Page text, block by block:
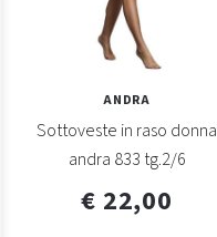
ANDRA
Sottoveste in raso donna
andra 833 tg.2/6
€ 22,00